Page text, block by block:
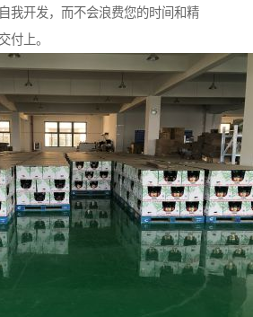
我开发，而不会浪费您的时间和精
付上。